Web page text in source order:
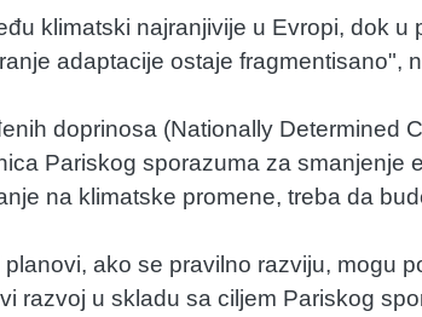
klimatski najranjivije u Evropi, dok u
adaptacije ostaje fragmentisano",
doprinosa (Nationally Determined
Pariskog sporazuma za smanjenje
na klimatske promene, treba da
ako se pravilno razviju, mogu
razvoj u skladu sa ciljem Pariskog